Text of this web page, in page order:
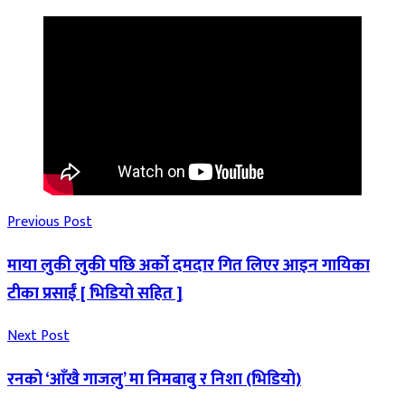
Previous Post
माया लुकी लुकी पछि अर्को दमदार गित लिएर आइन गायिका
टीका प्रसाईं [ भिडियो सहित ]
Next Post
रनको ‘आँखै गाजलु’ मा निमबाबु र निशा (भिडियो)